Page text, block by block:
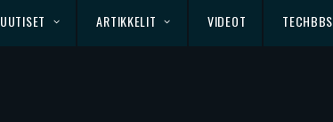
UUTISET ARTIKKELIT VIDEOT TECHBBS